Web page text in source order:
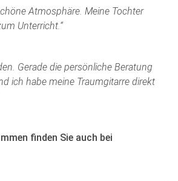
Atmosphäre. Meine Tochter
Unterricht.“
Gerade die persönliche Beratung
ich habe meine Traumgitarre direkt
finden Sie auch bei